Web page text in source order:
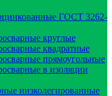
ГОСТ 3262-
круглые
квадратные
прямоугольные
в изоляции
низколегированные